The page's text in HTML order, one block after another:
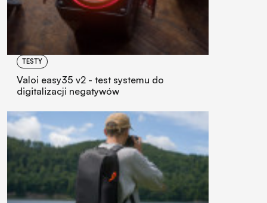
TESTY
Valoi easy35 v2 - test systemu do
digitalizacji negatywów